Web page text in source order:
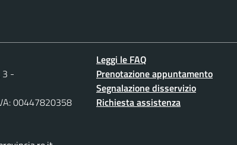
3 -
00447820358
Leggi le FAQ
Prenotazione appuntamento
Segnalazione disservizio
Richiesta assistenza